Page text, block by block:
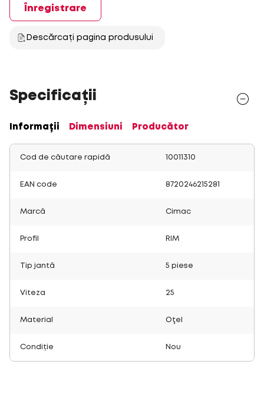
Înregistrare
Descărcați pagina produsului
Specificații
Informații Dimensiuni Producător
Cod de căutare rapidă 10011310
EAN code 8720246215281
Marcă Cimac
Profil RIM
Tip jantă 5 piese
Viteza 25
Material Oţel
Condiție Nou